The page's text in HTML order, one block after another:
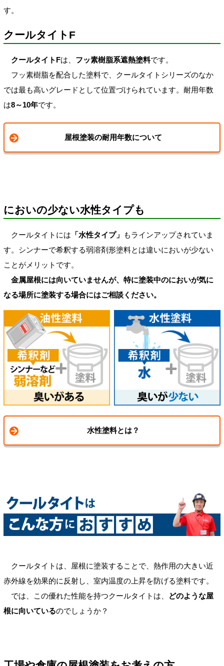
す。
クールタイトF
クールタイトFは、 フッ素樹脂系遮熱塗料です。
フッ素樹脂を配合した塗料で、クールタイトシリーズのなか
では最も高いグレードとして位置づけられています。耐用年数
は8～10年です。
屋根塗装の耐用年数について
においの少ない水性タイプも
クールタイトには 「水性タイプ」 もラインアップされていま
す。シンナーで希釈する弱溶剤形塗料とは違いにおいが少ない
ことがメリットです。
金属屋根には向いていませんが、特に塗装中のにおいが気に
なる場所に塗装する場合にはご相談ください。
水性塗料とは？
クールタイトは、屋根に塗装することで、熱作用の大きい近
赤外線を効果的に反射し、室内温度の上昇を防げる塗料です。
では、この優れた性能を持つクールタイトは、
どのような屋
根に向いているのでしょうか？